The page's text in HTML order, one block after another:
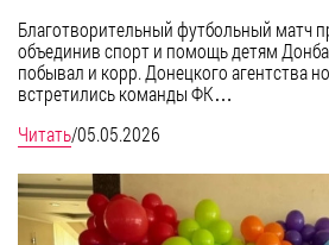
Благотворительный футбольный матч
объединив спорт и помощь детям
побывал и корр. Донецкого агентства
встретились команды ФК…
Читать/05.05.2026